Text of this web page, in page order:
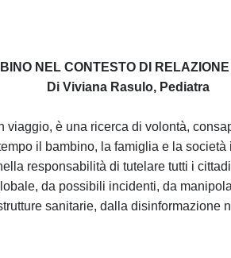
NEL CONTESTO DI
Di Viviana Rasulo, Pediatra
viaggio, è una ricerca di volontà,
il bambino, la famiglia e la società
responsabilità di tutelare tutti i
da possibili incidenti, da
sanitarie, dalla disinformazione